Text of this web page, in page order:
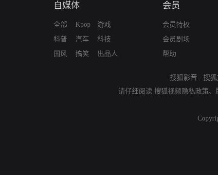
自媒体
全部
科普
国风
Kpop
汽车
搞笑
游戏
科技
出品人
会员
会员特权
会员剧场
帮助
搜狐影音 - 搜
请仔细阅读 搜狐视频隐私政策、